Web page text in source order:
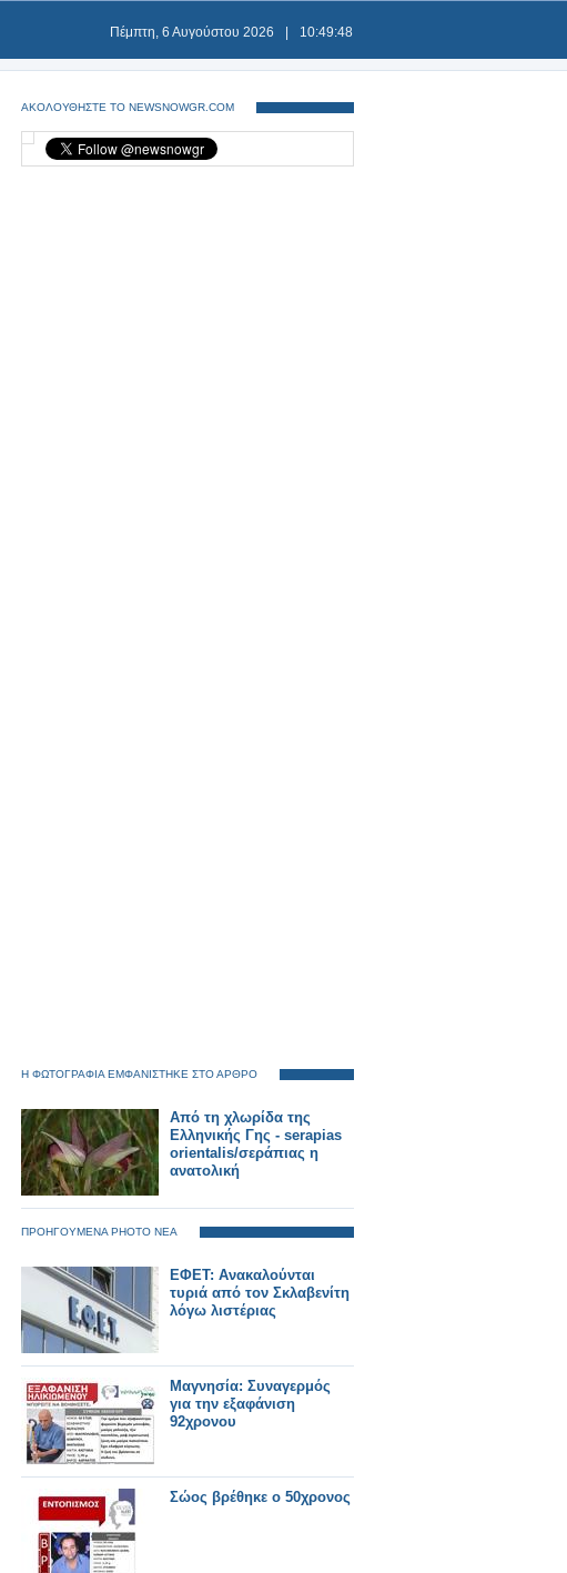
Πέμπτη, 6 Αυγούστου 2026 10:49:49
ΑΚΟΛΟΥΘΗΣΤΕ ΤΟ NEWSNOWGR.COM
Η ΦΩΤΟΓΡΑΦΙΑ ΕΜΦΑΝΙΣΤΗΚΕ ΣΤΟ ΑΡΘΡΟ
Από τη χλωρίδα της
Ελληνικής Γης - serapias
orientalis/σεράπιας η
ανατολική
ΠΡΟΗΓΟΥΜΕΝΑ PHOTO ΝΕΑ
ΕΦΕΤ: Ανακαλούνται
τυριά από τον Σκλαβενίτη
λόγω λιστέριας
Μαγνησία: Συναγερμός
για την εξαφάνιση
92χρονου
Σώος βρέθηκε ο 50χρονος